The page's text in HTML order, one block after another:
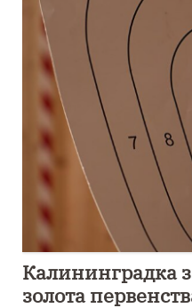
Калининградка
золота